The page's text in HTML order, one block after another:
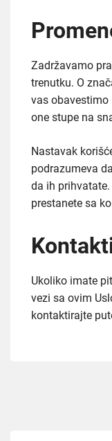
Zadržavamo
trenutku. O
vas obavestimo
one stupe na
Nastavak
podrazumeva
da ih
prestanete sa
Ukoliko imate
vezi sa ovim
kontaktirajte